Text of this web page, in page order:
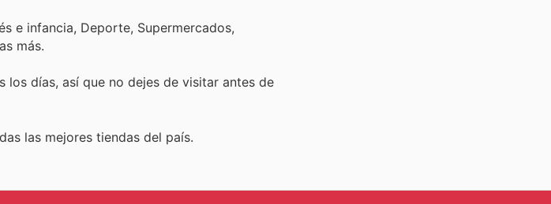
e infancia, Deporte, Supermercados,
más.
los días, así que no dejes de visitar antes de
las mejores tiendas del país.